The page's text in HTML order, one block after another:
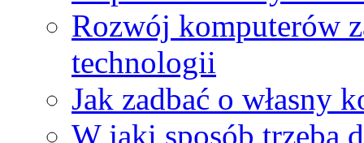
Rozwój komputerów
technologii
Jak zadbać o własny
W jaki sposób trzeba